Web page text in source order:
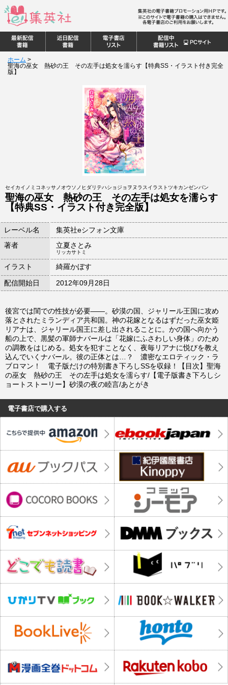
ホーム >
聖海の巫女 熱砂の王 その左手は処女を濡らす【特典SS・イラスト付き完全
版】
セイカイノミコネッサノオウソノヒダリテハショジョヲヌラスイラストツキカンゼンバン
聖海の巫女 熱砂の王 その左手は処女を濡らす
【特典SS・イラスト付き完全版】
レーベル名
集英社eシフォン文庫
著者
立夏さとみ
リッカサトミ
イラスト
綺羅かぼす
配信開始日
2012年09月28日
後宮では閨での性技が必要――。砂漠の国、ジャリール王国に攻め
落とされたミランディア共和国。神の花嫁となるはずだった巫女姫
リアナは、ジャリール国王に差し出されることに。かの国へ向かう
船の上で、黒髪の軍師ナバールは「花嫁にふさわしい身体」のため
の調教をはじめる。処女を犯すことなく、夜毎リアナに悦びを教え
込んでいくナバール。彼の正体とは…？ 濃密なエロティック・ラ
ブロマン！ 電子版だけの特別書き下ろしSSを収録！【目次】聖海
の巫女 熱砂の王 その左手は処女を濡らす/【電子版書き下ろしシ
ョートストーリー】砂漠の夜の睦言/あとがき
電子書店で購入する